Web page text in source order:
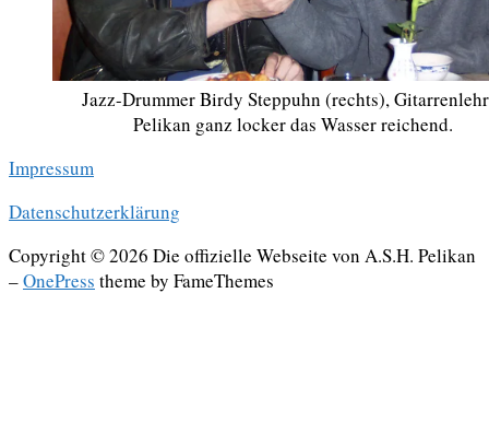
Jazz-Drummer Birdy Steppuhn (rechts),
Pelikan ganz locker das Wasser reichend.
Impressum
Datenschutzerklärung
Copyright © 2026 Die offizielle Webseite von A.S.H. Pelikan
–OnePress theme by FameThemes